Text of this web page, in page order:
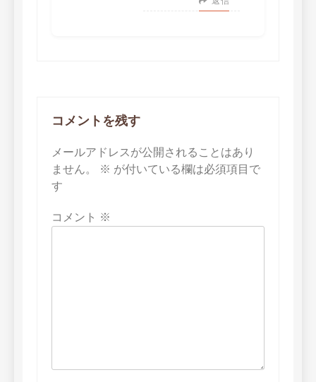
コメントを残す
メールアドレスが公開されることはあり
ません。
※ が付いている欄は必須項目で
す
コメント ※